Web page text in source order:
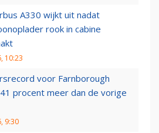
A330 wijkt uit nadat
rook in cabine
10:23
voor Farnborough
procent meer dan de vorige
9:30